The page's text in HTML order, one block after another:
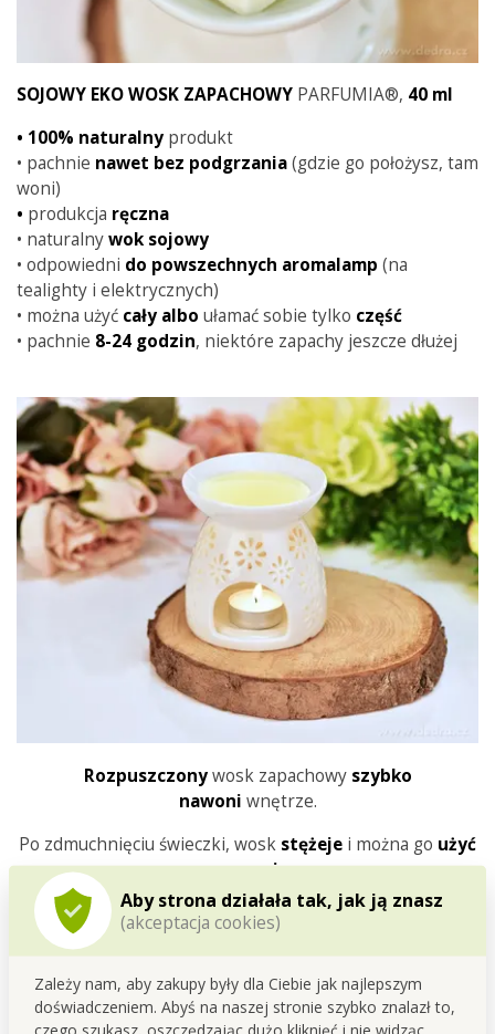
Aby strona działała tak, jak ją znasz
(akceptacja cookies)
Zależy nam, aby zakupy były dla Ciebie jak najlepszym
doświadczeniem. Abyś na naszej stronie szybko znalazł to,
SOJOWY EKO WOSK ZAPACHOWY PARFUMIA®, 40 ml
• 100% naturalny produkt
• pachnie nawet bez podgrzania(gdzie go położysz, tam
woni)
• produkcja ręczna
• naturalnywok sojowy
• odpowiedni do powszechnych aromalamp (na
tealighty i elektrycznych)
• można użyć cały albo ułamać sobie tylko część
• pachnie 8-24 godzin, niektóre zapachy jeszcze dłużej
Rozpuszczony wosk zapachowy szybko
nawoni wnętrze.
Po zdmuchnięciu świeczki, wosk stężeje i można go użyć
ponownie.
Jegoobjętość nie zmniejsza się,z
czasem
tylko wyparuje